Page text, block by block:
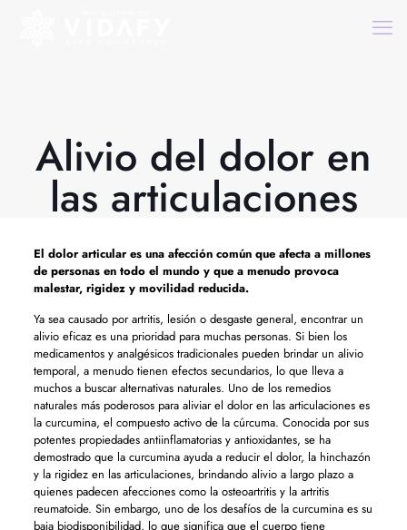
Alivio del dolor en
las articulaciones
El dolor articular es una afección común que afecta a millones
de personas en todo el mundo y que a menudo provoca
malestar, rigidez y movilidad reducida.
Ya sea causado por artritis, lesión o desgaste general, encontrar un
alivio eficaz es una prioridad para muchas personas. Si bien los
medicamentos y analgésicos tradicionales pueden brindar un alivio
temporal, a menudo tienen efectos secundarios, lo que lleva a
muchos a buscar alternativas naturales. Uno de los remedios
naturales más poderosos para aliviar el dolor en las articulaciones es
la curcumina, el compuesto activo de la cúrcuma. Conocida por sus
potentes propiedades antiinflamatorias y antioxidantes, se ha
demostrado que la curcumina ayuda a reducir el dolor, la hinchazón
y la rigidez en las articulaciones, brindando alivio a largo plazo a
quienes padecen afecciones como la osteoartritis y la artritis
reumatoide. Sin embargo, uno de los desafíos de la curcumina es su
baja biodisponibilidad, lo que significa que el cuerpo tiene